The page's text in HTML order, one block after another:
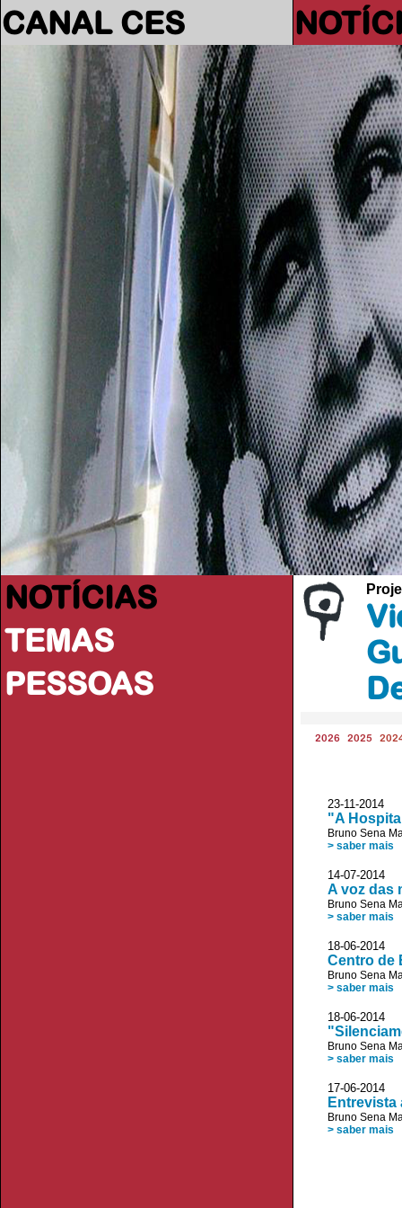
CANAL CES
NOTÍCIAS
TEMAS
PESSOAS
2026 2025
23-11-
"A
Bruno Sena
> saber mais
14-07-2014
A voz das
Bruno Sena
> saber mais
18-06-2014
Centro de
Bruno Sena
> saber mais
18-06-
Bruno Sena
> saber mais
17-06-
Entrevista
Bruno Sena
> saber mais